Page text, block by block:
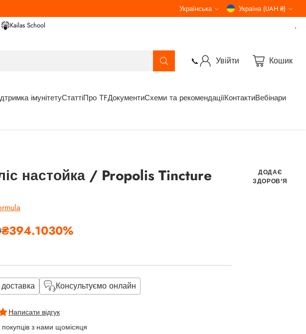
Kailas School
📞 Увійти Кошик
імунітетуСтаттіПро ТFДокументиСхеми та рекомендаціїКонтактиВебінари
Мова
Українська Валюта Україна (UAH ₴)
настойка / Propolis Tincture
₴394.1030%
Консультуємо онлайн
Написати відгук
покупців з нами щомісяця
ДОДАЄ
ЗДОРОВ'Я